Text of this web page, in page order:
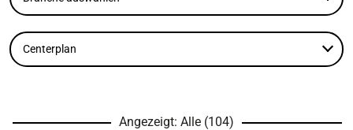
Folge uns
Angezeigt: Alle (104)